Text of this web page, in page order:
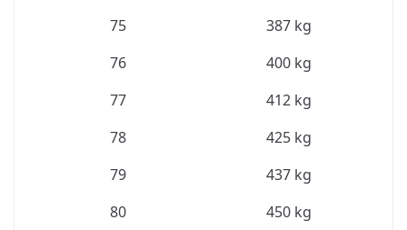
75
387 kg
76
400 kg
77
412 kg
78
425 kg
79
437 kg
80
450 kg